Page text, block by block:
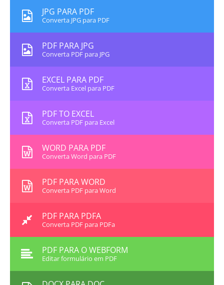
JPG PARA PDF
Converta JPG para PDF
PDF PARA JPG
Converta PDF para JPG
EXCEL PARA PDF
Converta Excel para PDF
PDF TO EXCEL
Converta PDF para Excel
WORD PARA PDF
Converta Word para PDF
PDF PARA WORD
Converta PDF para Word
PDF PARA PDFA
Converta PDF para PDFa
PDF PARA O WEBFORM
Editar formulário em PDF